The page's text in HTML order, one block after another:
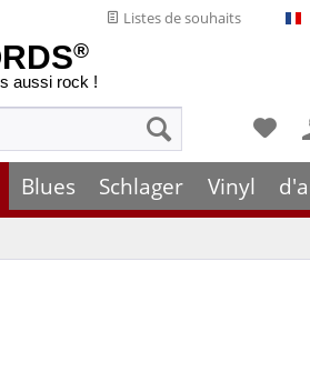
Listes de souhaits
®
aussi rock !
Blues Schlager Vinyl